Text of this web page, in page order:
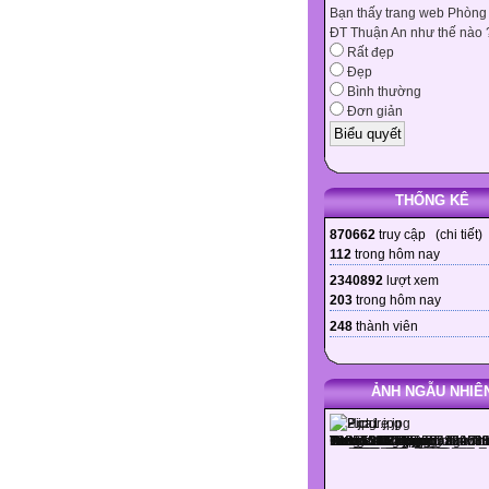
Bạn thấy trang web
ĐT Thuận An như thế nào
Rất đẹp
Đẹp
Bình thường
Đơn giản
THỐNG KÊ
870662 truy cập (chi tiết)
112 trong hôm nay
2340892 lượt xem
203 trong hôm nay
248 thành viên
ẢNH NGẪU